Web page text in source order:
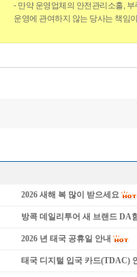
- 만약 운영업체의 안전관리소홀,
운영에 관여하지 않는 당사는 책임
2026 새해 복 많이 받으세요
방콕 데일리투어 새 브랜드 DA
2026 년 태국 공휴일 안내
태국 디지털 입국 카드(TDAC)